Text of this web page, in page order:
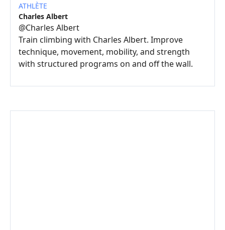
ATHLÈTE
Charles Albert
@Charles Albert
Train climbing with Charles Albert. Improve
technique, movement, mobility, and strength
with structured programs on and off the wall.